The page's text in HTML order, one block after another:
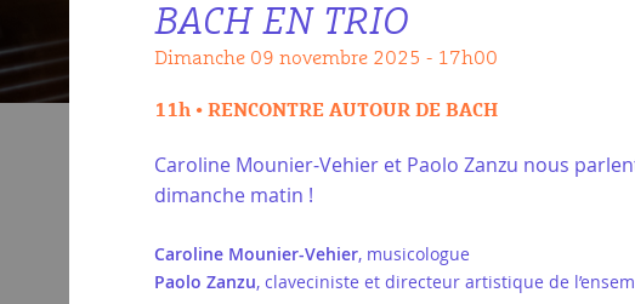
BACH EN TRIO
dimanche 09 novembre 2025 - 17h00
11h • RENCONTRE AUTOUR DE BACH
Caroline Mounier-Vehier et Paolo Zanzu nous
dimanche matin !
Caroline Mounier-Vehier, musicologue
Paolo Zanzu, claveciniste et directeur artistique de